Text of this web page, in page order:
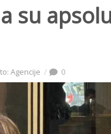
su
Agencije 0